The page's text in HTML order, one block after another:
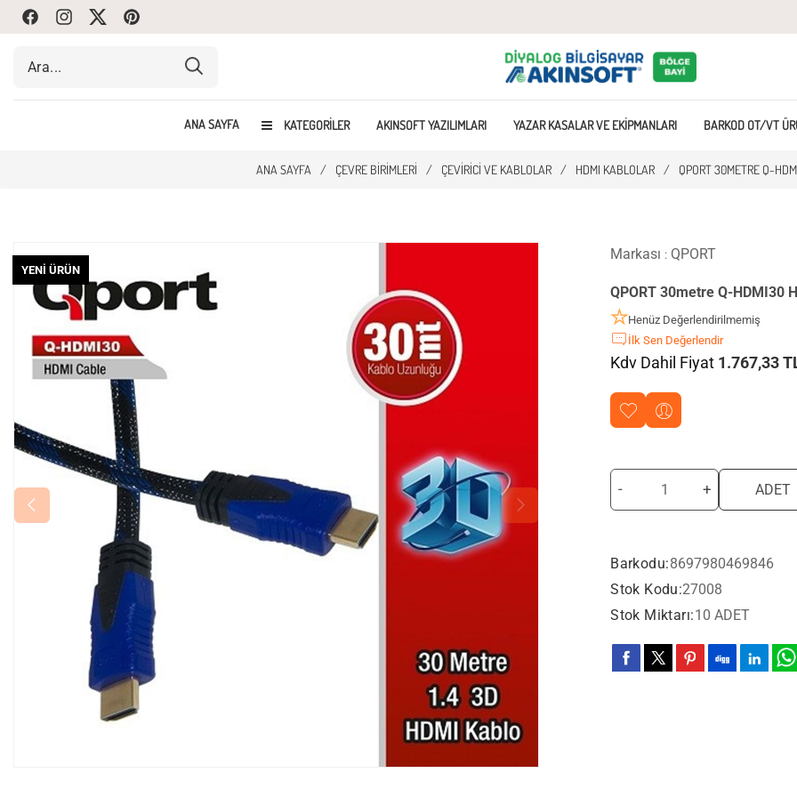
FacebookInstagram
Twitte Pinterest
ANA SAYFA KATEGORILER AKINSOFT YAZILIMLARI YAZAR KASALAR VE EKIPMANLARI BARKOD OT/VT
ANA SAYFA / ÇEVRE BIRIMLERI / ÇEVIRICI VE KABLOLAR / HDMI KABLOLAR / QPORT 30METRE Q-
YENI ÜRÜN
Markası : QPORT
QPORT 30metre Q-HDMI30
Henüz Değerlendirilmemiş
İlk Sen Değerlendir
Kdv Dahil Fiyat 1.767,33
- + ADET
Barkodu:8697980469846
Stok Kodu:27008
Stok Miktarı:10 ADET